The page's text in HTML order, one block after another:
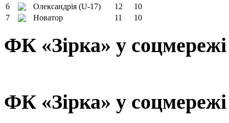
6
Олександрія (U-17) 12
10
7
Новатор 11 10
ФК «Зірка» у
ФК «Зірка» у